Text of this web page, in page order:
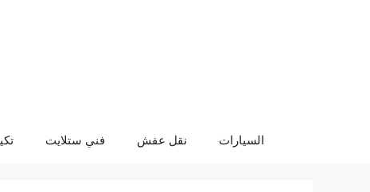
السيارات نقل عفش فني ستلايت